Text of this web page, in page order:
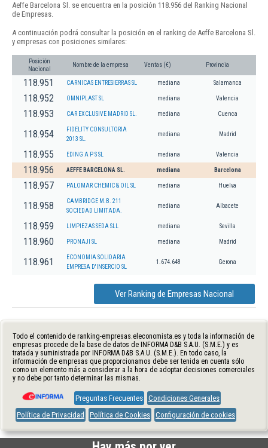
Aeffe Barcelona Sl. se encuentra en la posición 118.956 del Ranking Nacional
de Empresas.
A continuación podrá consultar la posición en el ranking de Aeffe Barcelona Sl.
y empresas con posiciones similares:
Posición
Nacional
Nombre de la empresa Ventas (€) Provincia
118.951 CARNICAS ENTRESIERRAS SL mediana Salamanca
118.952 OMNIPLAST SL mediana Valencia
118.953 CAR EXCLUSIVE MADRID SL. mediana Cuenca
118.954
FIDELITY CONSULTORIA
2013 SL.
mediana Madrid
118.955 EDING A P S SL mediana Valencia
118.956 AEFFE BARCELONA SL. mediana Barcelona
118.957 PALOMAR CHEMIC & OIL SL mediana Huelva
118.958
CAMBRIDGE M.B. 211
SOCIEDAD LIMITADA.
mediana Albacete
118.959 LIMPIEZAS SEDA SLL mediana Sevilla
118.960 PRONAJI SL mediana Madrid
118.961
ECONOMIA SOLIDARIA
EMPRESA D'INSERCIO SL
1.674.648 Gerona
Ver Ranking de Empresas Nacional
Todo el contenido de ranking-empresas.eleconomista.es y toda la información de
empresas procede de la base de datos de INFORMA D&B S.A.U. (S.M.E.) y es
tratada y suministrada por INFORMA D&B S.A.U. (S.M.E.). En todo caso, la
información de empresas que proporcionamos debe ser tenida en cuenta sólo
como un elemento más a considerar a la hora de adoptar decisiones comerciales
y no debe por tanto determinar las mismas.
Preguntas Frecuentes Condiciones Generales
Política de Privacidad
Política de Cookies Configuración de cookies